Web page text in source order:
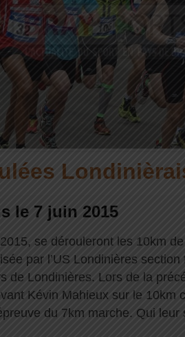
le 7 juin 2015
se dérouleront les 10km
par l’US Londinières section
de Londinières. Lors de la
Kévin Mahieux sur le 10km
du 7km marche. Qui